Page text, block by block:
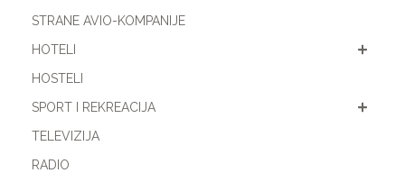
STRANE AVIO-KOMPANIJE
HOTELI
HOSTELI
SPORT I REKREACIJA
TELEVIZIJA
RADIO